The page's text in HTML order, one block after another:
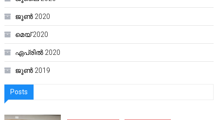
ജൂൺ 2020
മെയ്‌ 2020
ഏപ്രിൽ 2020
ജൂൺ 2019
Posts